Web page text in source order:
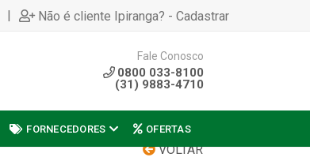
| Não é cliente Ipiranga? - Cadastrar
Fale Conosco
0800 033-8100
(31) 9883-4710
FORNECEDORES OFERTAS
VOLTAR